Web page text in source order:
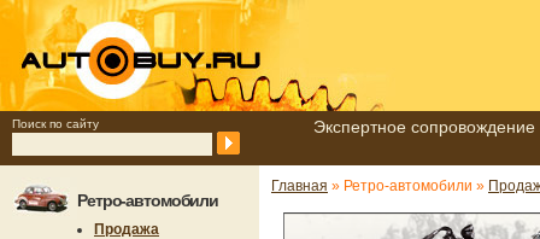
Поиск по сайту Экспертное
Ретро-автомобили
Продажа
Главная » Ретро-автомобили »